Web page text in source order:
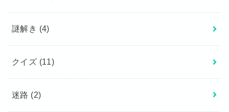
謎解き (4)
クイズ (11)
迷路 (2)